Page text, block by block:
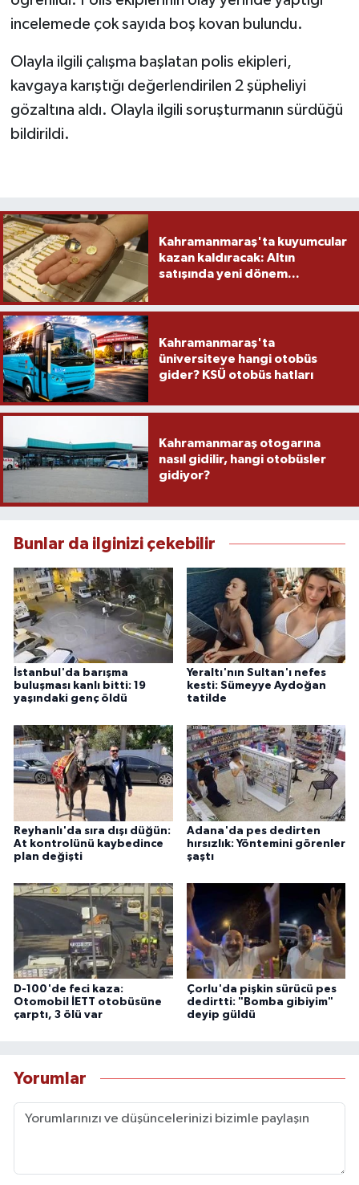
incelemede çok sayıda boş kovan bulundu.
Olayla ilgili çalışma başlatan polis ekipleri,
kavgaya karıştığı değerlendirilen 2 şüpheliyi
gözaltına aldı. Olayla ilgili soruşturmanın sürdüğü
bildirildi.
Kahramanmaraş'ta kuyumcular
kazan kaldıracak: Altın
satışında yeni dönem...
Kahramanmaraş'ta
üniversiteye hangi otobüs
gider? KSÜ otobüs hatları
Kahramanmaraş otogarına
nasıl gidilir, hangi otobüsler
gidiyor?
Bunlar da ilginizi çekebilir
İstanbul'da barışma
buluşması kanlı bitti: 19
yaşındaki genç öldü
Yeraltı'nın Sultan'ı nefes
kesti: Sümeyye Aydoğan
tatilde
Reyhanlı'da sıra dışı düğün:
At kontrolünü kaybedince
plan değişti
Adana'da pes dedirten
hırsızlık: Yöntemini görenler
şaştı
D-100'de feci kaza:
Otomobil İETT otobüsüne
çarptı, 3 ölü var
Çorlu'da pişkin sürücü pes
dedirtti: "Bomba gibiyim"
deyip güldü
Yorumlar